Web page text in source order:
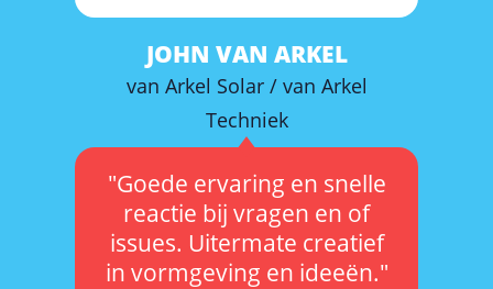
"Goede ervaring en snelle
reactie bij vragen en of
issues. Uitermate creatief
in vormgeving en ideeën."
JOHN VAN ARKEL
van Arkel Solar / van Arkel
Techniek